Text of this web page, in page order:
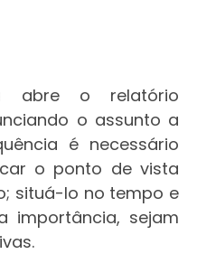
abre o relatório
o assunto a
é necessário
o ponto de vista
situá-lo no tempo e
importância, sejam